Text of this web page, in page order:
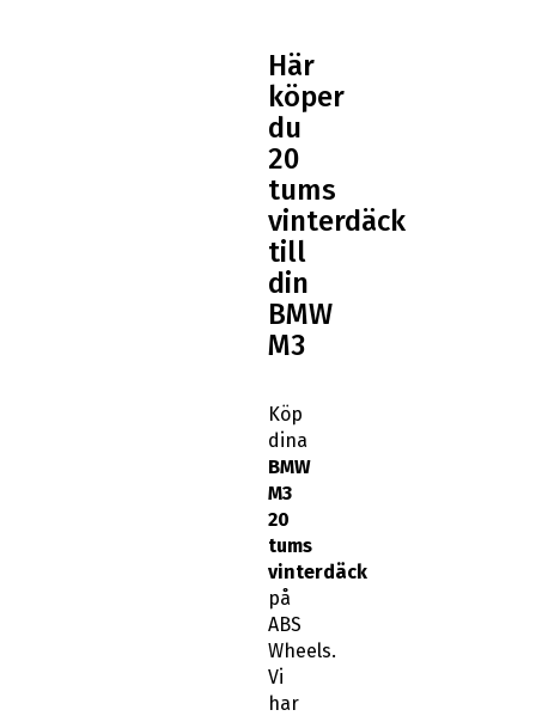
Här
köper
du
20
tums
vinterdäck
till
din
BMW
M3
Köp
dina
BMW
M3
20
tums
vinterdäck
på
ABS
Wheels.
Vi
har